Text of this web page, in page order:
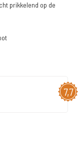
prikkelend op de
7,7